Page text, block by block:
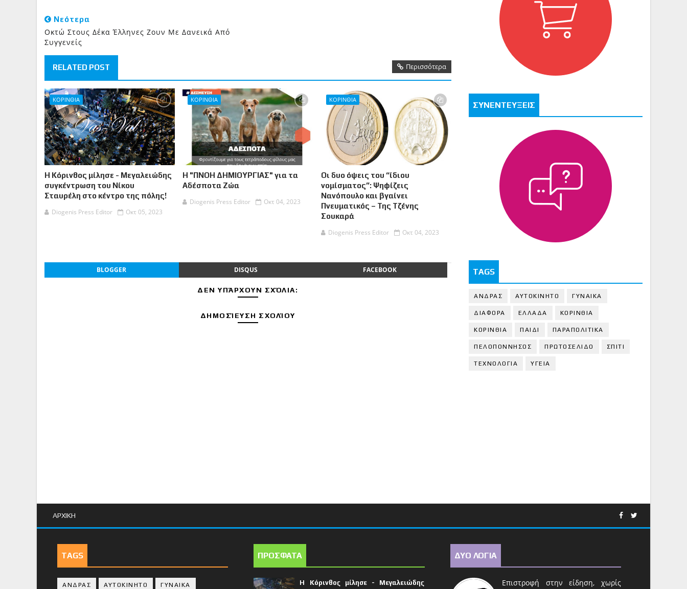
Νεότερα
Οκτώ Στους Δέκα Έλληνες Ζουν Με Δανεικά Από
Συγγενείς
RELATED POST Περισσότερα
ΚΟΡΙΝΘΙΑ
Η Κόρινθος μίλησε - Μεγαλειώδης
συγκέντρωση του Νίκου
Σταυρέλη στο κέντρο της πόλης!
Diogenis Press Editor
Οκτ 05, 2023
ΚΟΡΙΝΘΙΑ
Η "ΠΝΟΗ ΔΗΜΙΟΥΡΓΙΑΣ" για τα
Αδέσποτα Ζώα
Diogenis Press Editor
Οκτ 04, 2023
ΚΟΡΙΝΘΙΑ
Οι δυο όψεις του “ίδιου
νομίσματος”: Ψηφίζεις
Νανόπουλο και βγαίνει
Πνευματικός – Της Τζένης
Σουκαρά
Diogenis Press Editor
Οκτ 04, 2023
BLOGGER DISQUS FACEBOOK
ΔΕΝ ΥΠΆΡΧΟΥΝ ΣΧΌΛΙΑ:
ΔΗΜΟΣΊΕΥΣΗ ΣΧΟΛΊΟΥ
ΣΥΝΕΝΤΕΥΞΕΙΣ
TAGS
ΑΝΔΡΑΣ ΑΥΤΟΚΙΝΗΤΟ ΓΥΝΑΙΚΑ
ΔΙΑΦΟΡΑ ΕΛΛΑΔΑ ΚΟΡΙΝΘΙΑ
ΚΟΡΙΝΘΙA ΠΑΙΔΙ ΠΑΡΑΠΟΛΙΤΙΚΑ
ΠΕΛΟΠΟΝΝΗΣΟΣ ΠΡΩΤΟΣΕΛΙΔΟ ΣΠΙΤΙ
ΤΕΧΝΟΛΟΓΙΑ ΥΓΕΙΑ
ΑΡΧΙΚΗ
TAGS
ΑΝΔΡΑΣ ΑΥΤΟΚΙΝΗΤΟ ΓΥΝΑΙΚΑ
ΠΡΟΣΦΑΤΑ
Η Κόρινθος μίλησε - Μεγαλειώδης
ΔΥΟ ΛΟΓΙΑ
Επιστροφή στην είδηση, χωρίς